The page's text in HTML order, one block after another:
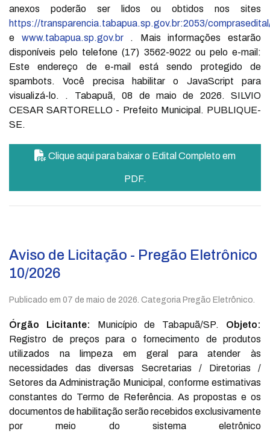
anexos poderão ser lidos ou obtidos nos sites
https://transparencia.tabapua.sp.gov.br:2053/
e www.tabapua.sp.gov.br. Mais informações estarão
disponíveis pelo telefone (17) 3562-9022 ou pelo e-mail:
Este endereço de e-mail está sendo protegido de
spambots. Você precisa habilitar o JavaScript para
visualizá-lo.
. Tabapuã, 08 de maio de 2026. SILVIO
CESAR SARTORELLO - Prefeito Municipal. PUBLIQUE-
SE.
Clique aqui para baixar o Edital Completo em
PDF.
Aviso de Licitação - Pregão Eletrônico
10/2026
Publicado em 07 de maio de 2026 . Categoria Pregão Eletrônico.
Órgão Licitante: Município de Tabapuã/SP. Objeto:
Registro de preços para o fornecimento de produtos
utilizados na limpeza em geral para atender às
necessidades das diversas Secretarias / Diretorias /
Setores da Administração Municipal, conforme estimativas
constantes do Termo de Referência. As propostas e os
documentos de habilitação serão recebidos exclusivamente
por meio do sistema eletrônico